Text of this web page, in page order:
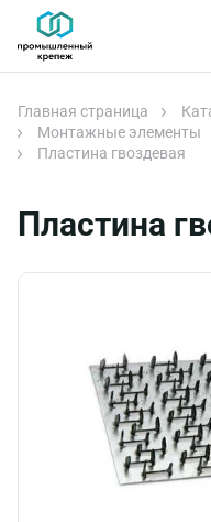
Главная страница
Монтажные элементы
Пластина гвоздевая
Пластина